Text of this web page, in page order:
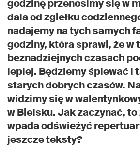
godzinę przenosimy się w
dala od zgiełku
nadajemy na tych samych
godziny, która sprawi, że w
beznadziejnych czasach
lepiej. Będziemy śpiewać i
starych dobrych czasów.
widzimy się w
w Bielsku. Jak zaczynać, to
wpada odświeżyć
jeszcze teksty?